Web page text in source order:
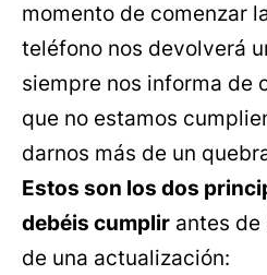
momento de comenzar
teléfono nos devolverá
siempre nos informa de
que no estamos
darnos más de un
Estos son los dos
debéis cumplir antes
de una actualización: